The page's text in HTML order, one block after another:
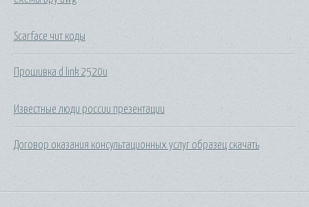
Scarface чит коды
Прошивка d link 2520u
Известные люди россии презентации
Договор оказания консультационных услуг образец скачать